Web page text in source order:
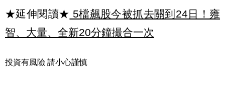
★延伸閱讀★ 5檔飆股今被抓去關到24日！雍
智、大量、全新20分鐘撮合一次
投資有風險 請小心謹慎